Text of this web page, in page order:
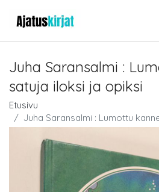
Juha Saransalmi :
satuja iloksi ja opiksi
Etusivu
Juha Saransalmi : Lumottu